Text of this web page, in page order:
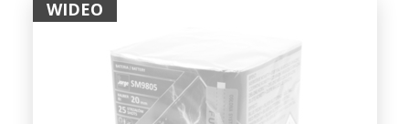
WIDEO